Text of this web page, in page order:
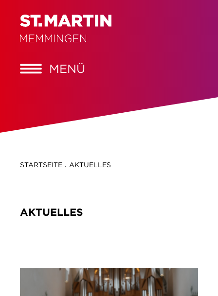
MENÜ
STARTSEITE. AKTUELLES
AKTUELLES